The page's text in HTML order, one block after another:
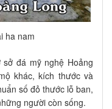
ha nam
sở đá mỹ nghệ Hoảng
khác, kích thước và
số đỏ thước lỗ ban,
người còn sống.